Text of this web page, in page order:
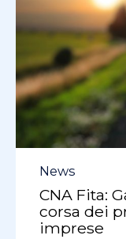
Category
News
CNA Fita:
corsa dei
imprese